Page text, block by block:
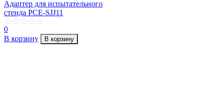
Адаптер для испытательного
стенда PCE-SJJ11
0
В корзину
В корзину